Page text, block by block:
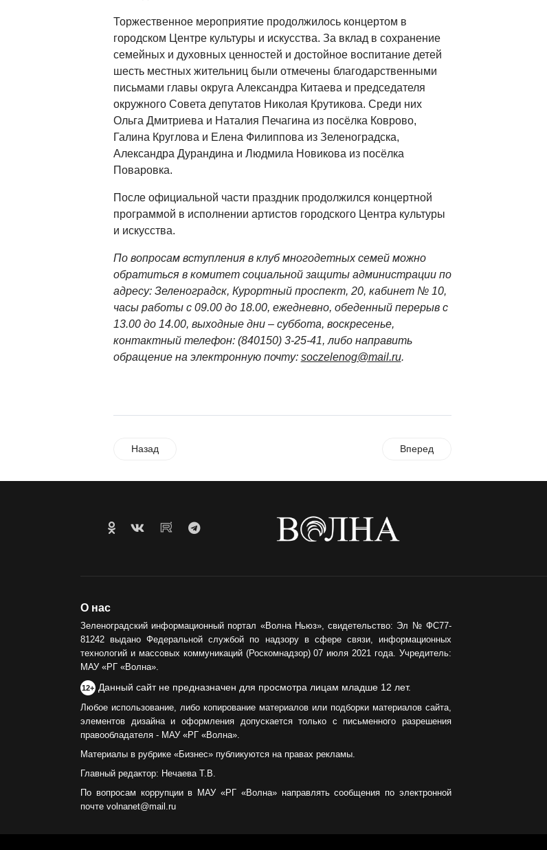
Торжественное мероприятие продолжилось концертом в
городском Центре культуры и искусства. За вклад в сохранение
семейных и духовных ценностей и достойное воспитание детей
шесть местных жительниц были отмечены благодарственными
письмами главы округа Александра Китаева и председателя
окружного Совета депутатов Николая Крутикова. Среди них
Ольга Дмитриева и Наталия Печагина из посёлка Коврово,
Галина Круглова и Елена Филиппова из Зеленоградска,
Александра Дурандина и Людмила Новикова из посёлка
Поваровка.
После официальной части праздник продолжился концертной
программой в исполнении артистов городского Центра культуры
и искусства.
По вопросам вступления в клуб многодетных семей можно
обратиться в комитет социальной защиты администрации по
адресу: Зеленоградск, Курортный проспект, 20, кабинет № 10,
часы работы с 09.00 до 18.00, ежедневно, обеденный перерыв с
13.00 до 14.00, выходные дни – суббота, воскресенье,
контактный телефон: (840150) 3-25-41, либо направить
обращение на электронную почту: soczelenog@mail.ru.
Назад Вперед
О нас
Зеленоградский информационный портал «Волна Ньюз», свидетельство: Эл № ФС77-
81242 выдано Федеральной службой по надзору в сфере связи, информационных
технологий и массовых коммуникаций (Роскомнадзор) 07 июля 2021 года. Учредитель:
МАУ «РГ «Волна».
12+ Данный сайт не предназначен для просмотра лицам младше 12 лет.
Любое использование, либо копирование материалов или подборки материалов сайта,
элементов дизайна и оформления допускается только с письменного разрешения
правообладателя - МАУ «РГ «Волна».
Материалы в рубрике «Бизнес» публикуются на правах рекламы.
Главный редактор: Нечаева Т.В.
По вопросам коррупции в МАУ «РГ «Волна» направлять сообщения по электронной
почте volnanet@mail.ru